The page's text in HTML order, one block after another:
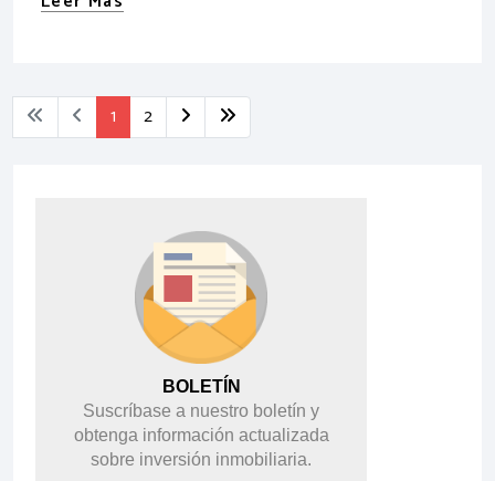
1 2
BOLETÍN
Suscríbase a nuestro boletín y
obtenga información actualizada
sobre inversión inmobiliaria.